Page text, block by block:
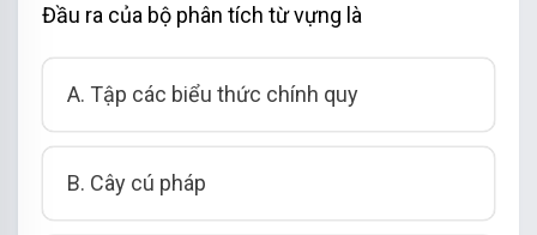
Đầu ra của bộ phân tích từ vựng là
A. Tập các biểu thức chính quy
B. Cây cú pháp